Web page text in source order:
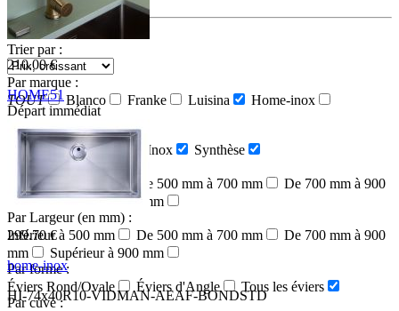
210.00 €
HOME51
Départ immédiat
299.70 €
home-inox
HI-74x40R10-VIDMAN-AEAF-BONDSTD
RECHERCHER
Trier par :
Par marque :
TOUT
Blanco Franke Luisina Home-inox
Par matière :
Céramique
Granit Inox
Synthèse
Par Longueur (en mm) :
Inférieur à 500 mm
De 500 mm à 700 mm
De 700 mm à 900
mm
Supérieur à 900 mm
Par Largeur (en mm) :
Inférieur à 500 mm
De 500 mm à 700 mm
De 700 mm à 900
mm
Supérieur à 900 mm
Par forme :
Éviers Rond/Ovale
Éviers d'Angle
Tous les éviers
Par cuve :